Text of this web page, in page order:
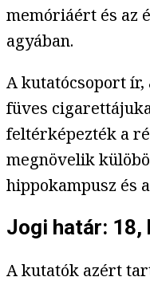
memóriáért és az
agyában.
A kutatócsoport
füves
feltérképezték a
megnövelik
hippokampusz és
Jogi határ: 18,
A kutatók azért